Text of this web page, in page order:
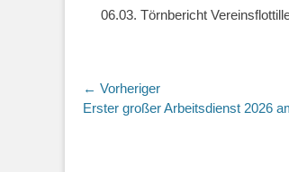
06.03. Törnbericht
Beitragsnavigation
← Vorheriger
Vorheriger
Erster großer Arbeitsdienst 2026